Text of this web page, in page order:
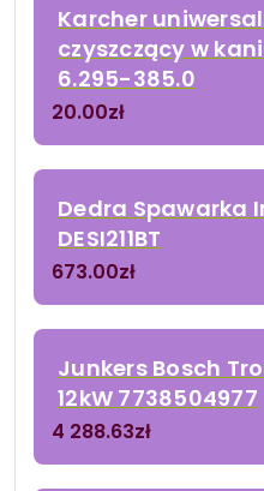
Karcher
czyszczący w
6.295-385.0
20.00zł
Dedra Spawarka
DESI211BT
673.00zł
Junkers Bosch
12kW 7738504977
4 288.63zł